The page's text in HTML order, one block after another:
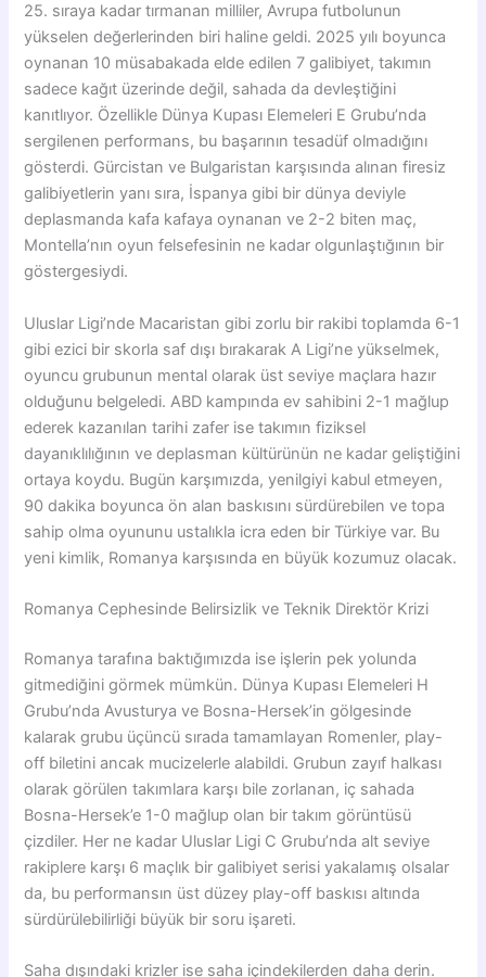
25. sıraya kadar tırmanan milliler, Avrupa futbolunun
yükselen değerlerinden biri haline geldi. 2025 yılı boyunca
oynanan 10 müsabakada elde edilen 7 galibiyet, takımın
sadece kağıt üzerinde değil, sahada da devleştiğini
kanıtlıyor. Özellikle Dünya Kupası Elemeleri E Grubu’nda
sergilenen performans, bu başarının tesadüf olmadığını
gösterdi. Gürcistan ve Bulgaristan karşısında alınan firesiz
galibiyetlerin yanı sıra, İspanya gibi bir dünya deviyle
deplasmanda kafa kafaya oynanan ve 2-2 biten maç,
Montella’nın oyun felsefesinin ne kadar olgunlaştığının bir
göstergesiydi.
Uluslar Ligi’nde Macaristan gibi zorlu bir rakibi toplamda 6-1
gibi ezici bir skorla saf dışı bırakarak A Ligi’ne yükselmek,
oyuncu grubunun mental olarak üst seviye maçlara hazır
olduğunu belgeledi. ABD kampında ev sahibini 2-1 mağlup
ederek kazanılan tarihi zafer ise takımın fiziksel
dayanıklılığının ve deplasman kültürünün ne kadar geliştiğini
ortaya koydu. Bugün karşımızda, yenilgiyi kabul etmeyen,
90 dakika boyunca ön alan baskısını sürdürebilen ve topa
sahip olma oyununu ustalıkla icra eden bir Türkiye var. Bu
yeni kimlik, Romanya karşısında en büyük kozumuz olacak.
Romanya Cephesinde Belirsizlik ve Teknik Direktör Krizi
Romanya tarafına baktığımızda ise işlerin pek yolunda
gitmediğini görmek mümkün. Dünya Kupası Elemeleri H
Grubu’nda Avusturya ve Bosna-Hersek’in gölgesinde
kalarak grubu üçüncü sırada tamamlayan Romenler, play-
off biletini ancak mucizelerle alabildi. Grubun zayıf halkası
olarak görülen takımlara karşı bile zorlanan, iç sahada
Bosna-Hersek’e 1-0 mağlup olan bir takım görüntüsü
çizdiler. Her ne kadar Uluslar Ligi C Grubu’nda alt seviye
rakiplere karşı 6 maçlık bir galibiyet serisi yakalamış olsalar
da, bu performansın üst düzey play-off baskısı altında
sürdürülebilirliği büyük bir soru işareti.
Saha dışındaki krizler ise saha içindekilerden daha derin.